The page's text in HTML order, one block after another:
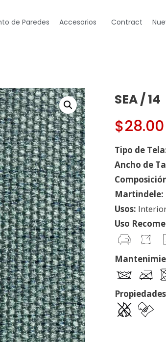
de Paredes Accesorios Contract
SEA / 14
$28.00
Tipo de
Ancho de
Martindele:
Usos:
Uso